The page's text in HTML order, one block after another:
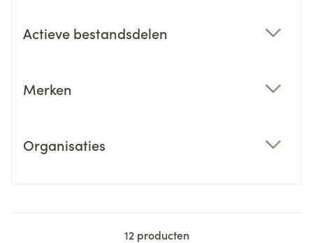
Actieve bestandsdelen
Merken
Organisaties
12producten